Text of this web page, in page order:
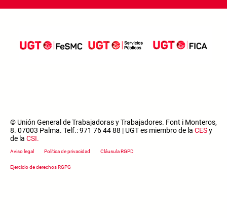
© Unión General de Trabajadoras y Trabajadores. Font i Monteros,
8. 07003 Palma. Telf.: 971 76 44 88 | UGT es miembro de la CESy
de la CSI.
Footer menu
Aviso legal Política de privacidad Cláusula RGPD
Ejercicio de derechos RGPG